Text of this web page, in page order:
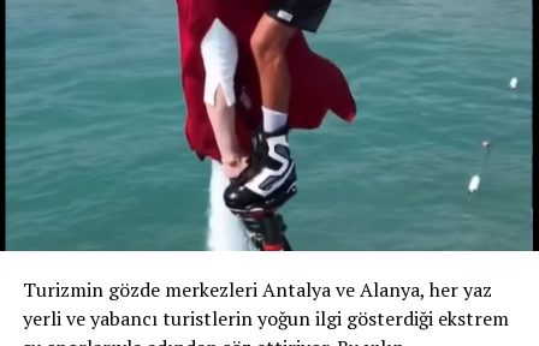
maddiyata dayandıran bir yaklaşım“ olduğu gerekçesiyle
eleştirildi.
Turizmin gözde merkezleri Antalya ve Alanya, her yaz
yerli ve yabancı turistlerin yoğun ilgi gösterdiği ekstrem